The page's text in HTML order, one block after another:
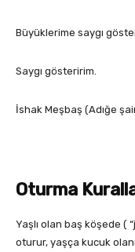
Büyüklerime saygı
Saygı gösteririm.
İshak Meşbaş (Adığe
Oturma
Yaşlı olan baş köşede (
oturur, yaşça kucuk